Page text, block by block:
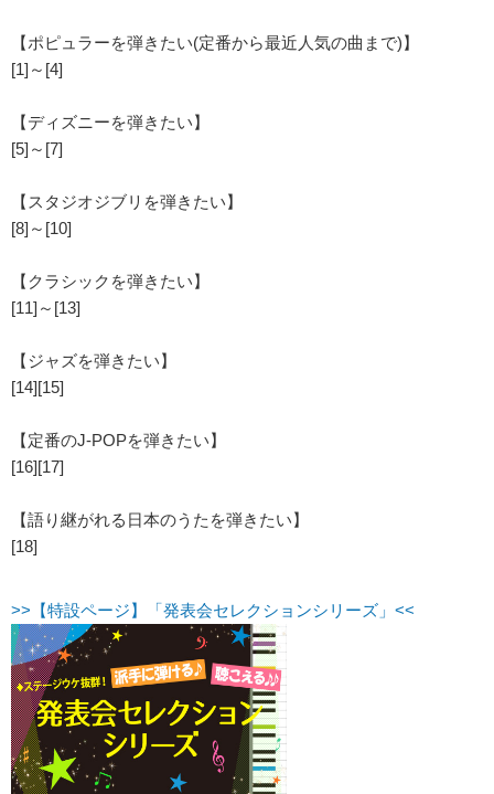
【ポピュラーを弾きたい(定番から最近人気の曲まで)】
[1]～[4]
【ディズニーを弾きたい】
[5]～[7]
【スタジオジブリを弾きたい】
[8]～[10]
【クラシックを弾きたい】
[11]～[13]
【ジャズを弾きたい】
[14][15]
【定番のJ-POPを弾きたい】
[16][17]
【語り継がれる日本のうたを弾きたい】
[18]
>>【特設ページ】「発表会セレクションシリーズ」<<